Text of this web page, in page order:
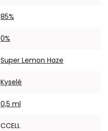
85%
0%
Super Lemon Haze
Kyselé
0,5 ml
CCELL